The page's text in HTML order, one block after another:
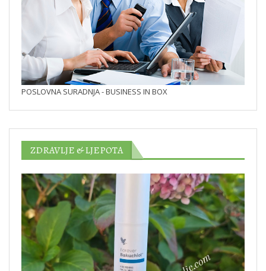
POSLOVNA SURADNJA - BUSINESS IN BOX
ZDRAVLJE & LJEPOTA